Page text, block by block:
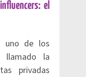
el
uno de los
llamado la
privadas